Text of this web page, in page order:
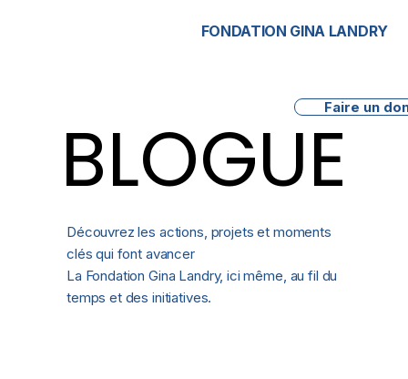
Faire un
FONDATION GINA LANDRY
BLOGUE
BLOGUE
Découvrez les actions, projets et moments
clés qui font avancer
La Fondation Gina Landry, ici même, au fil du
temps et des initiatives.